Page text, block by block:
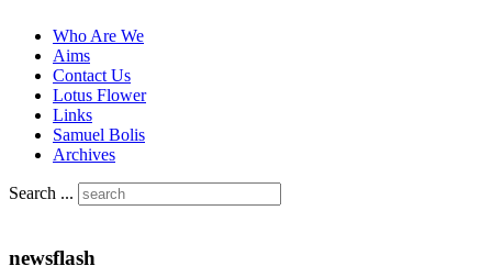
Who Are We
Aims
Contact Us
Lotus Flower
Links
Samuel Bolis
Archives
Search ...
newsflash